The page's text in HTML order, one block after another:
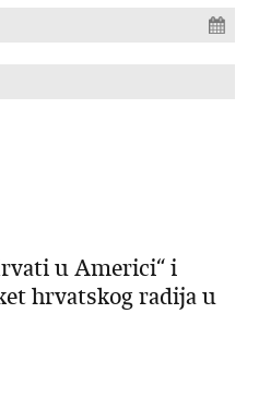
u Americi“ i
hrvatskog radija u